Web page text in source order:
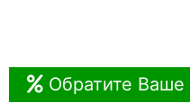
Обратите